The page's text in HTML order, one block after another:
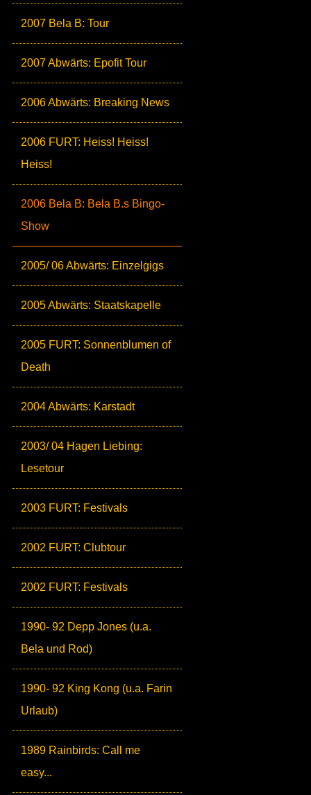
2007 Bela B: Tour
2007 Abwärts: Epofit Tour
2006 Abwärts: Breaking News
2006 FURT: Heiss! Heiss!
Heiss!
2006 Bela B: Bela B.s Bingo-
Show
2005/ 06 Abwärts: Einzelgigs
2005 Abwärts: Staatskapelle
2005 FURT: Sonnenblumen of
Death
2004 Abwärts: Karstadt
2003/ 04 Hagen Liebing:
Lesetour
2003 FURT: Festivals
2002 FURT: Clubtour
2002 FURT: Festivals
1990- 92 Depp Jones (u.a.
Bela und Rod)
1990- 92 King Kong (u.a. Farin
Urlaub)
1989 Rainbirds: Call me
easy...